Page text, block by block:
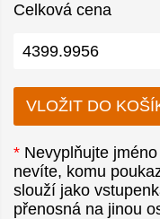
Celková cena
* Nevyplňujte
nevíte, komu
slouží jako
přenosná na jinou